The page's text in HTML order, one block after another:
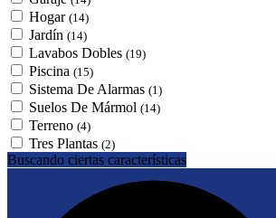
Hogar (14)
Jardín (14)
Lavabos Dobles (19)
Piscina (15)
Sistema De Alarmas (1)
Suelos De Mármol (14)
Terreno (4)
Tres Plantas (2)
Buscando ciertas características